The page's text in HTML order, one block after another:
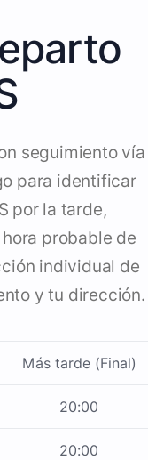
seguimiento vía
para identificar
por la tarde,
probable de
individual de
y tu dirección.
Más tarde (Final)
20:00
20:00